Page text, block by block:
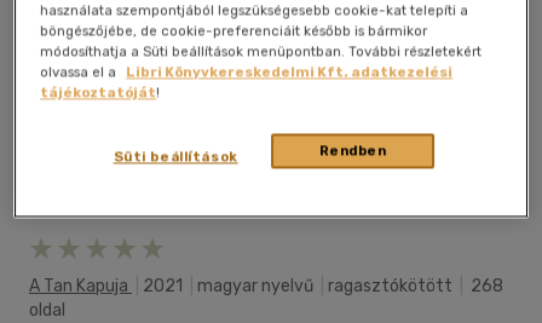
A Tan Kapuja 2021 magyar nyelvű ragasztókötött
268
oldal
használata szempontjából legszükségesebb cookie-kat telepíti a
böngészőjébe, de cookie-preferenciáit később is bármikor
módosíthatja a Süti beállítások menüpontban. További részletekért
olvassa el a
Libri Könyvkereskedelmi Kft. adatkezelési
tájékoztatóját!
Rendben
Süti beállítások